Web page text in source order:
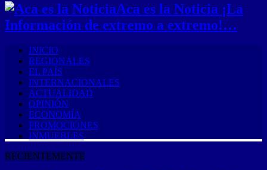
Aca es la Noticia ¡La
Información de extremo a extremo!…
INICIO
REGIONALES
EL PAÍS
INTERNACIONALES
ACTUALIDAD
OPINIÓN
ECONOMÍA
PROMOCIONES
INMUEBLES
RECIENTEMENTE